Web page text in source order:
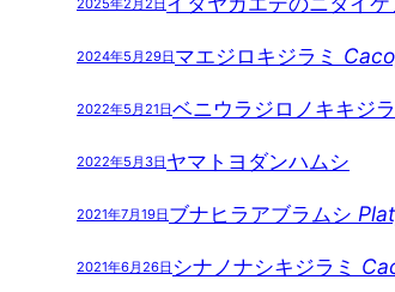
2024年5月29日 マエジロキジラミ
2022年5月21日ベニウラジロノキキジ
2022年5月3日 ヤマトヨダンハムシ
2021年7月19日 ブナヒラアブラムシ
2021年6月26日 シナノナシキジラミ